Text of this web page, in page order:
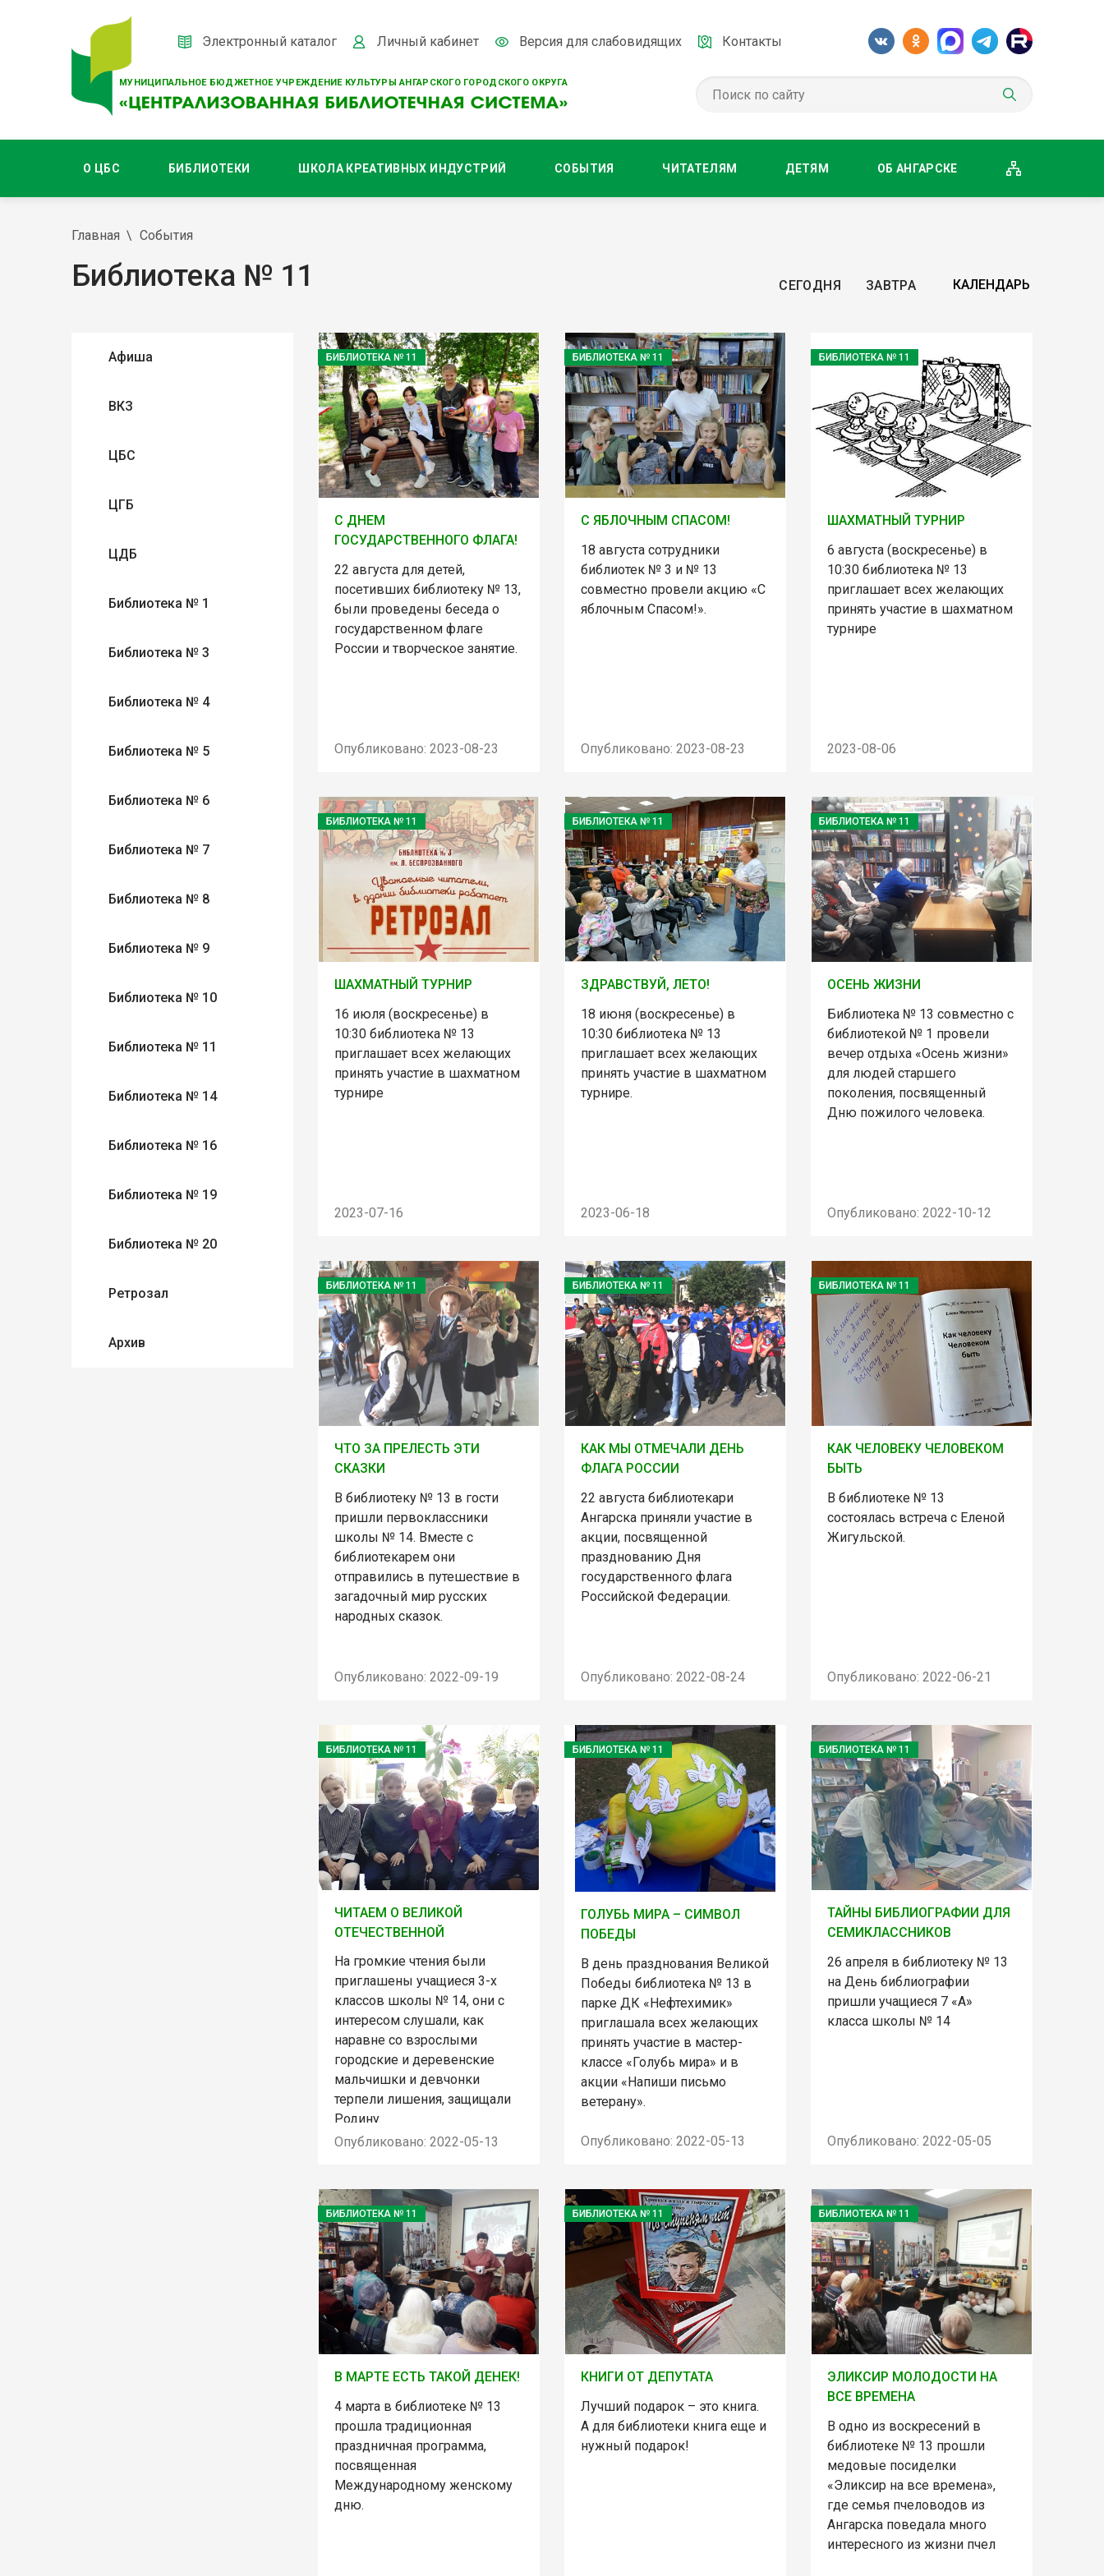
МУНИЦИПАЛЬНОЕ БЮДЖЕТНОЕ УЧРЕЖДЕНИЕ КУЛЬТУРЫ АНГАРСКОГО ГОРОДСКОГО ОКРУГА
Электронный каталог Личный кабинет Версия для слабовидящих Контакты
О ЦБС БИБЛИОТЕКИ ШКОЛА КРЕАТИВНЫХ ИНДУСТРИЙ СОБЫТИЯ ЧИТАТЕЛЯМ ДЕТЯМ ОБ АНГАРСКЕ
Главная События
Библиотека № 11 СЕГОДНЯ ЗАВТРА
Афиша
ВКЗ
ЦБС
ЦГБ
ЦДБ
Библиотека № 1
Библиотека № 3
Библиотека № 4
Библиотека № 5
Библиотека № 6
Библиотека № 7
Библиотека № 8
Библиотека № 9
Библиотека № 10
Библиотека № 11
Библиотека № 14
Библиотека № 16
Библиотека № 19
Библиотека № 20
Ретрозал
Архив
БИБЛИОТЕКА № 11
С ДНЕМ
ГОСУДАРСТВЕННОГО ФЛАГА!
22 августа для детей,
посетивших библиотеку № 13,
были проведены беседа о
государственном флаге
России и творческое занятие.
Опубликовано: 2023-08-23
БИБЛИОТЕКА № 11
С ЯБЛОЧНЫМ СПАСОМ!
18 августа сотрудники
библиотек № 3 и № 13
совместно провели акцию «С
яблочным Спасом!».
Опубликовано: 2023-08-23
БИБЛИОТЕКА № 11
ШАХМАТНЫЙ ТУРНИР
6 августа (воскресенье) в
10:30 библиотека № 13
приглашает всех желающих
принять участие в шахматном
турнире
2023-08-06
БИБЛИОТЕКА № 11
ШАХМАТНЫЙ ТУРНИР
16 июля (воскресенье) в
10:30 библиотека № 13
приглашает всех желающих
принять участие в шахматном
турнире
2023-07-16
БИБЛИОТЕКА № 11
ЗДРАВСТВУЙ, ЛЕТО!
18 июня (воскресенье) в
10:30 библиотека № 13
приглашает всех желающих
принять участие в шахматном
турнире.
2023-06-18
БИБЛИОТЕКА № 11
ОСЕНЬ ЖИЗНИ
Библиотека № 13 совместно с
библиотекой № 1 провели
вечер отдыха «Осень жизни»
для людей старшего
поколения, посвященный
Дню пожилого человека.
Опубликовано: 2022-10-12
БИБЛИОТЕКА № 11
ЧТО ЗА ПРЕЛЕСТЬ ЭТИ
СКАЗКИ
В библиотеку № 13 в гости
пришли первоклассники
школы № 14. Вместе с
библиотекарем они
отправились в путешествие в
загадочный мир русских
народных сказок.
Опубликовано: 2022-09-19
БИБЛИОТЕКА № 11
КАК МЫ ОТМЕЧАЛИ ДЕНЬ
ФЛАГА РОССИИ
22 августа библиотекари
Ангарска приняли участие в
акции, посвященной
празднованию Дня
государственного флага
Российской Федерации.
Опубликовано: 2022-08-24
БИБЛИОТЕКА № 11
КАК ЧЕЛОВЕКУ ЧЕЛОВЕКОМ
БЫТЬ
В библиотеке № 13
состоялась встреча с Еленой
Жигульской.
Опубликовано: 2022-06-21
БИБЛИОТЕКА № 11
ЧИТАЕМ О ВЕЛИКОЙ
ОТЕЧЕСТВЕННОЙ
На громкие чтения были
приглашены учащиеся 3-х
классов школы № 14, они с
интересом слушали, как
наравне со взрослыми
городские и деревенские
мальчишки и девчонки
терпели лишения, защищали
Родину.
Опубликовано: 2022-05-13
БИБЛИОТЕКА № 11
ГОЛУБЬ МИРА – СИМВОЛ
ПОБЕДЫ
В день празднования Великой
Победы библиотека № 13 в
парке ДК «Нефтехимик»
приглашала всех желающих
принять участие в мастер-
классе «Голубь мира» и в
акции «Напиши письмо
ветерану».
Опубликовано: 2022-05-13
БИБЛИОТЕКА № 11
ТАЙНЫ БИБЛИОГРАФИИ ДЛЯ
СЕМИКЛАССНИКОВ
26 апреля в библиотеку № 13
на День библиографии
пришли учащиеся 7 «А»
класса школы № 14
Опубликовано: 2022-05-05
БИБЛИОТЕКА № 11
В МАРТЕ ЕСТЬ ТАКОЙ ДЕНЕК!
4 марта в библиотеке № 13
прошла традиционная
праздничная программа,
посвященная
Международному женскому
дню.
БИБЛИОТЕКА № 11
КНИГИ ОТ ДЕПУТАТА
Лучший подарок – это книга.
А для библиотеки книга еще и
нужный подарок!
БИБЛИОТЕКА № 11
ЭЛИКСИР МОЛОДОСТИ НА
ВСЕ ВРЕМЕНА
В одно из воскресений в
библиотеке № 13 прошли
медовые посиделки
«Эликсир на все времена»,
где семья пчеловодов из
Ангарска поведала много
интересного из жизни пчел